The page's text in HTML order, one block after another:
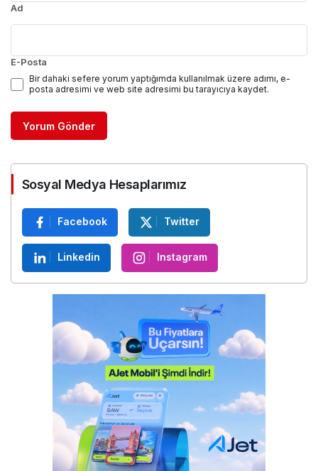
Ad
E-Posta
Bir dahaki sefere yorum yaptığımda kullanılmak üzere adımı, e-
posta adresimi ve web site adresimi bu tarayıcıya kaydet.
Yorum Gönder
Sosyal Medya Hesaplarımız
Facebook Twitter
Linkedin Instagram